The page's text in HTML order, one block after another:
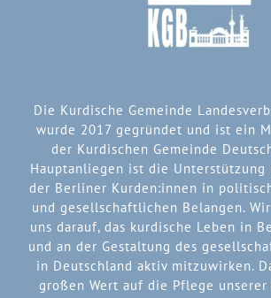
Die Kurdische Gemeinde
wurde 2017 gegründet und ist ein
der Kurdischen Gemeinde
Hauptanliegen ist die Unterstützung
der Berliner Kurden:innen in
und gesellschaftlichen Belangen.
uns darauf, das kurdische Leben in
und an der Gestaltung des
in Deutschland aktiv mitzuwirken.
großen Wert auf die Pflege unserer